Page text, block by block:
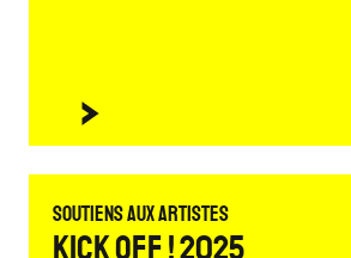
Soutiens aux artistes
Kick Off ! 2025